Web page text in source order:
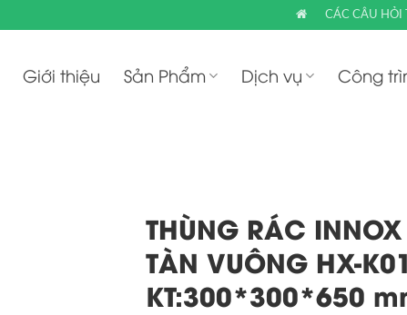
CÁC CÂU
Giới thiệu Sản Phẩm Dịch vụ Công
THÙNG RÁC
TÀN VUÔNG HX-K01
KT:300*300*650